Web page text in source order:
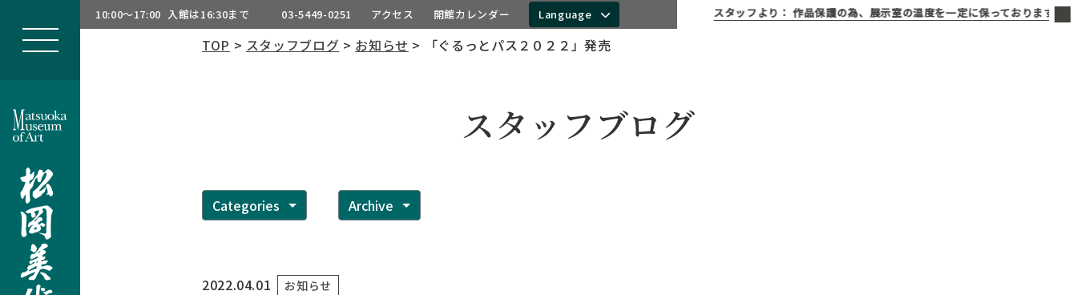
10:00～17:00 入館は16:30まで 03-5449-0251 アクセス 開館カレンダー Language スタッフより：作品保護の為、展示室の温度を一定に保っております。寒く感
TOP > スタッフブログ > お知らせ > 「ぐるっとパス２０２２」発売
スタッフブログ
Categories Archive
2022.04.01 お知らせ